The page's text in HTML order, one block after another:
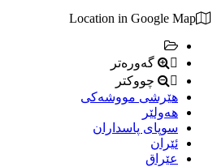
Location in Google Map
گەورەتر
چووکتر
هێرشى مووشه‌كى
هه‌ولێر
سوپاى پاسداران
ئێران
عێراق